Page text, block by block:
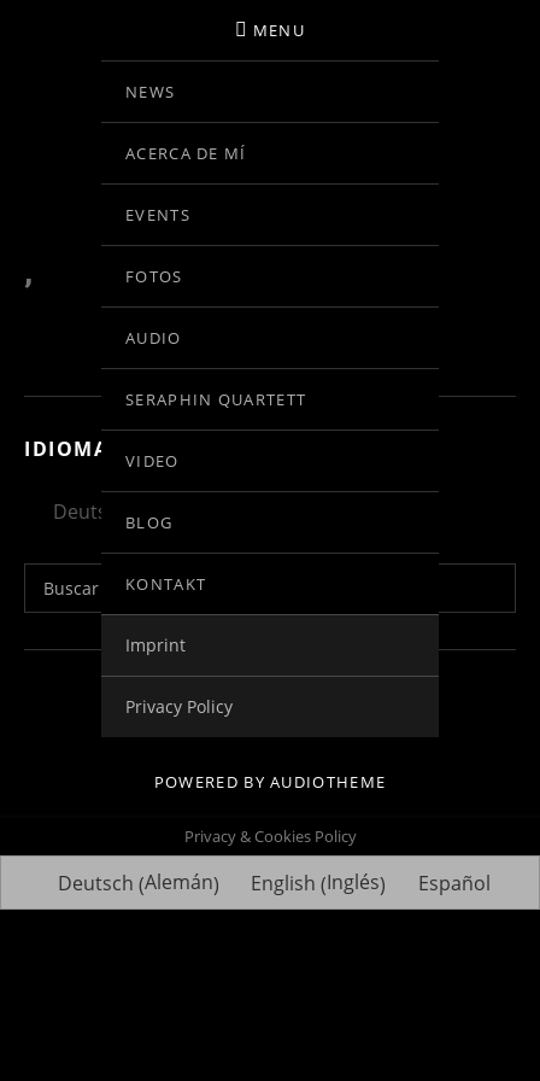
BIRGIT KOLAR
VIOLINE
MENU
NEWS
ACERCA DE MÍ
EVENTS
FOTOS
AUDIO
SERAPHIN QUARTETT
VIDEO
BLOG
KONTAKT
Imprint
Privacy Policy
,
IDIOMA:
Deutsch English
Buscar:
Social Media Profiles
POWERED BYAUDIOTHEME
Privacy & Cookies Policy
Deutsch (Alemán) English (Inglés) Español